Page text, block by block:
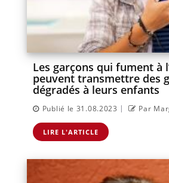
Les garçons qui fument à
peuvent transmettre des
dégradés à leurs enfants
Publié le 31.08.2023 | Par
LIRE L'ARTICLE